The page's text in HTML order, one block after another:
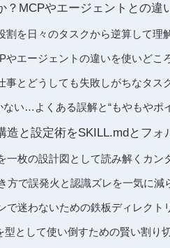
？MCPやエージェントとの違
割を日々のタスクから逆算して理
やエージェントの違いを使いどこ
事とどうしても失敗しがちなタス
い…よくある誤解と“もやもやポ
造と設定術をSKILL.mdとフォ
一枚の設計図として読み解くカン
方で誤発火と認識ズレを一気に減
で迷わないための鉄板ディレクト
型として使い倒すための賢い割り